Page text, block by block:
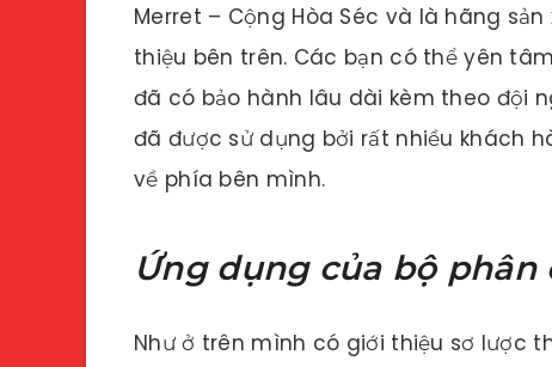
Merret – Cộng Hòa Séc và là hãng
thiệu bên trên. Các bạn có thể yên
đã có bảo hành lâu dài kèm theo đội
đã được sử dụng bởi rất nhiều khách
về phía bên mình.
Ứng dụng của bộ
Như ở trên mình có giới thiệu sơ lược